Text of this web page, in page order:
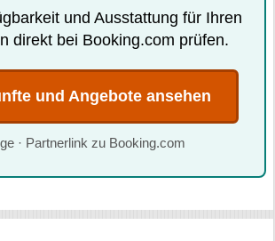
und Ausstattung für Ihren
direkt bei Booking.com prüfen.
und Angebote ansehen
· Partnerlink zu Booking.com